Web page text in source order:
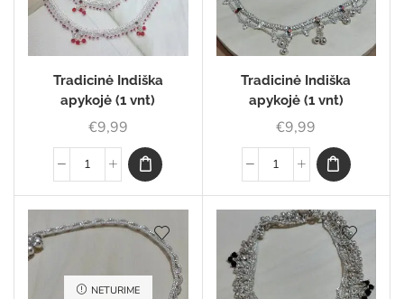
Tradicinė Indiška
apykojė (1 vnt)
€9,99
Tradicinė Indiška
apykojė (1 vnt)
€9,99
NETURIME